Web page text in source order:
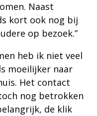
Naast
kort ook nog bij
op bezoek.”
heb ik niet veel
moeilijker naar
Het contact
nog betrokken
de klik